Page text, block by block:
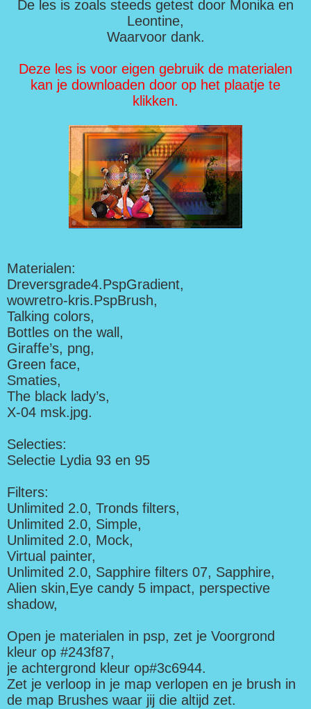
De les is zoals steeds getest door Monika en
Leontine,
Waarvoor dank.
Deze les is voor eigen gebruik de materialen
kan je downloaden door op het plaatje te
klikken.
Materialen:
Dreversgrade4.PspGradient,
wowretro-kris.PspBrush,
Talking colors,
Bottles on the wall,
Giraffe’s, png,
Green face,
Smaties,
The black lady’s,
X-04 msk.jpg.
Selecties:
Selectie Lydia 93 en 95
Filters:
Unlimited 2.0, Tronds filters,
Unlimited 2.0, Simple,
Unlimited 2.0, Mock,
Virtual painter,
Unlimited 2.0, Sapphire filters 07, Sapphire,
Alien skin,Eye candy 5 impact, perspective
shadow,
Open je materialen in psp, zet je Voorgrond
kleur op #243f87,
je achtergrond kleur op#3c6944.
Zet je verloop in je map verlopen en je brush in
de map Brushes waar jij die altijd zet.